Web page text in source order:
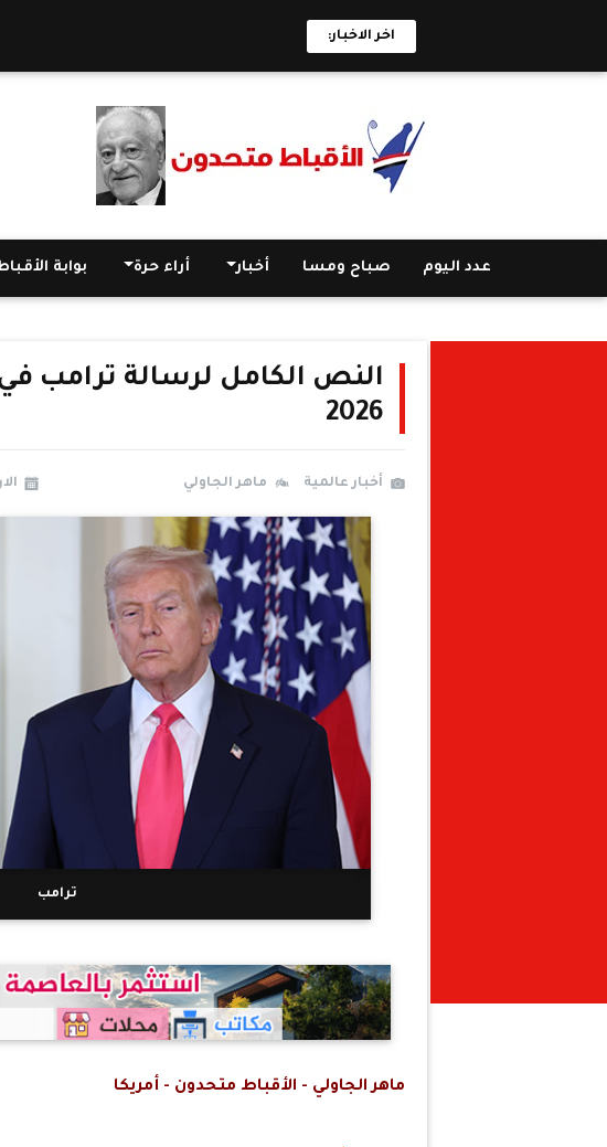
اخر الاخبار:
عدد اليوم صباح ومسا أخبار أراء حرة بوابة
النص الكامل لرسالة ترامب في
2026
أخبار عالمية ماهر الجاولي
ترامب
ماهر الجاولي - الأقباط متحدون - أمريكا